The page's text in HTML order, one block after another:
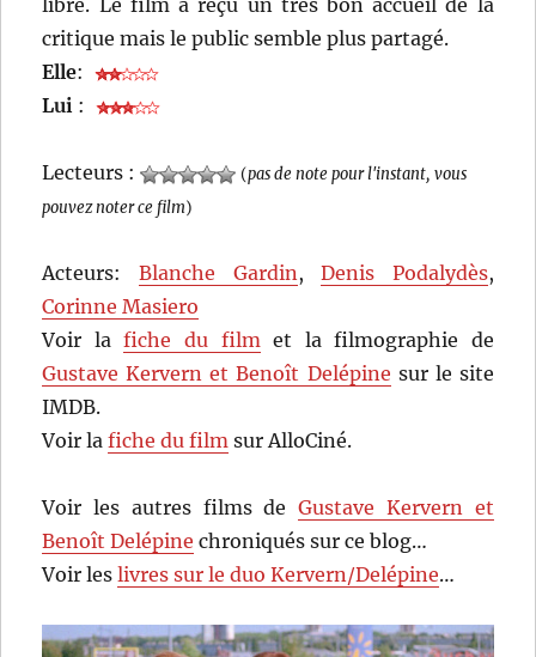
libre. Le film a reçu un très bon accueil de la
critique mais le public semble plus partagé.
Elle:
Lui :
Lecteurs : (pas de note pour l'instant, vous
pouvez noter ce film)
Acteurs: Blanche Gardin,Denis Podalydès,
Corinne Masiero
Voir lafiche du filmet la filmographie de
Gustave Kervern et Benoît Delépine sur le site
IMDB.
Voir lafiche du film sur AlloCiné.
Voir les autres films deGustave Kervern et
Benoît Delépine chroniqués sur ce blog…
Voir leslivres sur le duo Kervern/Delépine…